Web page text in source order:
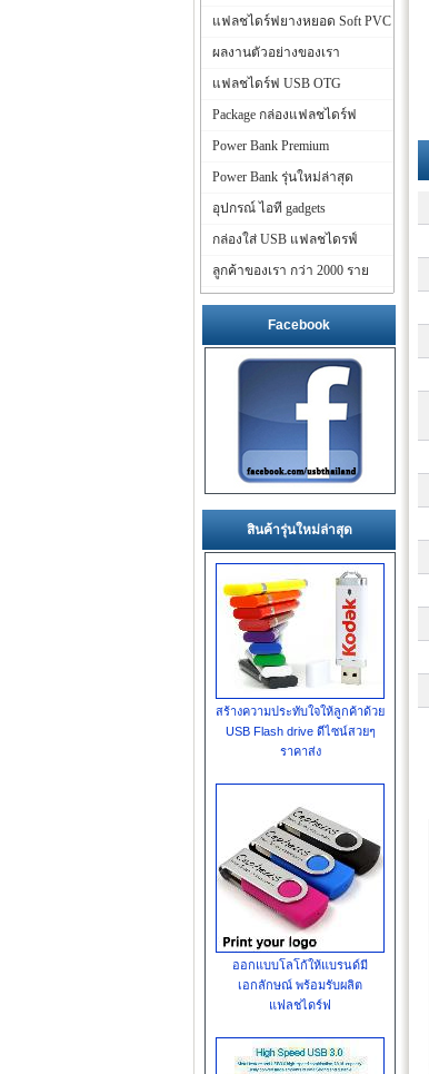
แฟลชไดร์ฟยางหยอด Soft PVC
ผลงานตัวอย่างของเรา
แฟลชไดร์ฟ USB OTG
Package กล่องแฟลชไดร์ฟ
Power Bank Premium
Power Bank รุ่นใหม่ล่าสุด
อุปกรณ์ ไอที gadgets
กล่องใส่ USB แฟลชไดรฟ์
ลูกค้าของเรา กว่า 2000 ราย
Facebook
สินค้ารุ่นใหม่ล่าสุด
สร้างความประทับใจให้ลูกค้าด้วย
USB Flash drive ดีไซน์สวยๆ
ราคาส่ง
ออกแบบโลโก้ให้แบรนด์มี
เอกลักษณ์ พร้อมรับผลิต
แฟลชไดร์ฟ